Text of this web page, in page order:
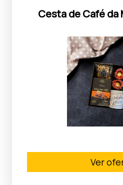
Cesta de Café da
Ver